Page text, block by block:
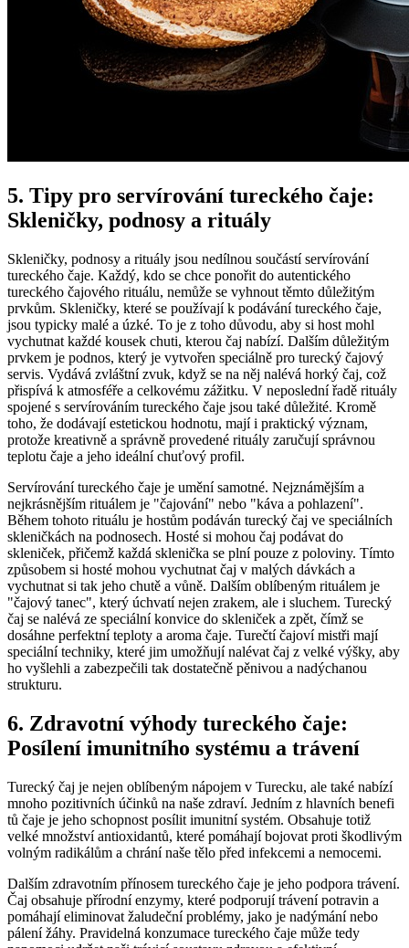
5. Tipy pro servírování tureckého čaje:
Skleničky, podnosy a rituály
Skleničky, podnosy a rituály jsou nedílnou součástí servírování
tureckého čaje. Každý, kdo se chce ponořit do autentického
tureckého čajového rituálu, nemůže se vyhnout těmto důležitým
prvkům. Skleničky, které se používají k podávání tureckého čaje,
jsou typicky malé a úzké. To je z toho důvodu, aby si host mohl
vychutnat každé kousek chuti, kterou čaj nabízí. Dalším důležitým
prvkem je podnos, který je vytvořen speciálně pro turecký čajový
servis. Vydává zvláštní zvuk, když se na něj nalévá horký čaj, což
přispívá k atmosféře a celkovému zážitku. V neposlední řadě rituály
spojené s servírováním tureckého čaje jsou také důležité. Kromě
toho, že dodávají estetickou hodnotu, mají i praktický význam,
protože kreativně a správně provedené rituály zaručují správnou
teplotu čaje a jeho ideální chuťový profil.
Servírování tureckého čaje je umění samotné. Nejznámějším a
nejkrásnějším rituálem je "čajování" nebo "káva a pohlazení".
Během tohoto rituálu je hostům podáván turecký čaj ve speciálních
skleničkách na podnosech. Hosté si mohou čaj podávat do
skleniček, přičemž každá sklenička se plní pouze z poloviny. Tímto
způsobem si hosté mohou vychutnat čaj v malých dávkách a
vychutnat si tak jeho chutě a vůně. Dalším oblíbeným rituálem je
"čajový tanec", který úchvatí nejen zrakem, ale i sluchem. Turecký
čaj se nalévá ze speciální konvice do skleniček a zpět, čímž se
dosáhne perfektní teploty a aroma čaje. Turečtí čajoví mistři mají
speciální techniky, které jim umožňují nalévat čaj z velké výšky, aby
ho vyšlehli a zabezpečili tak dostatečně pěnivou a nadýchanou
strukturu.
6. Zdravotní výhody tureckého čaje:
Posílení imunitního systému a trávení
Turecký čaj je nejen oblíbeným nápojem v Turecku, ale také nabízí
mnoho pozitivních účinků na naše zdraví. Jedním z hlavních benefi
tů čaje je jeho schopnost posílit imunitní systém. Obsahuje totiž
velké množství antioxidantů, které pomáhají bojovat proti škodlivým
volným radikálům a chrání naše tělo před infekcemi a nemocemi.
Dalším zdravotním přínosem tureckého čaje je jeho podpora trávení.
Čaj obsahuje přírodní enzymy, které podporují trávení potravin a
pomáhají eliminovat žaludeční problémy, jako je nadýmání nebo
pálení žáhy. Pravidelná konzumace tureckého čaje může tedy